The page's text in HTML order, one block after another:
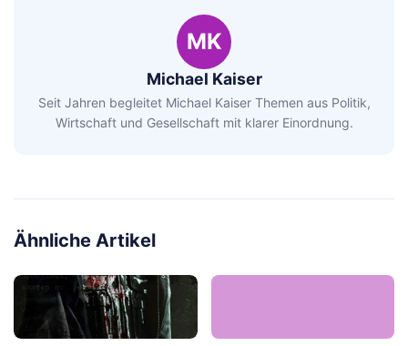
MK
Michael Kaiser
Seit Jahren begleitet Michael Kaiser Themen aus Politik,
Wirtschaft und Gesellschaft mit klarer Einordnung.
Ähnliche Artikel